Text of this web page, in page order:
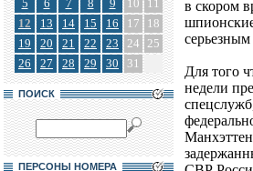
5
6 7 8 9 10
11
12
13 14 15 16 17
18
19
20 21 22 23 24 25
26
27 28 29 30 31
ПОИСК
ПЕРСОНЫ НОМЕРА
в скором
Для того
недели